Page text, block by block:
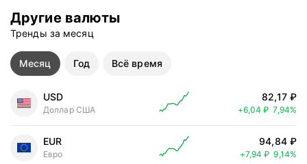
Другие валюты
Тренды за месяц
Месяц Год Всё время
USD
Доллар США
82,17 ₽
Цена
+6,04 ₽ 7,94%
EUR
Евро
94,84 ₽
Цена
+7,94 ₽ 9,14%